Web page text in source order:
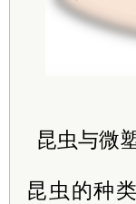
昆虫与微
昆虫的种